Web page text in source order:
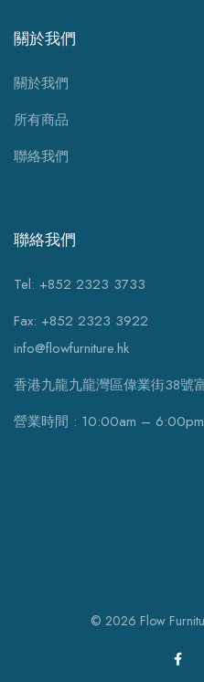
關於我們
關於我們
所有商品
聯絡我們
聯絡我們
Tel: +852 2323 3733
Fax: +852 2323 3922
info@flowfurniture.hk
香港九龍九龍灣區偉業街38號
營業時間 : 10:00am – 6:00pm
© 2026 Flow